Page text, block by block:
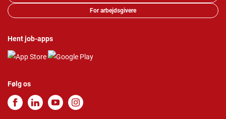
For arbejdsgivere
Hent job-apps
Følg os